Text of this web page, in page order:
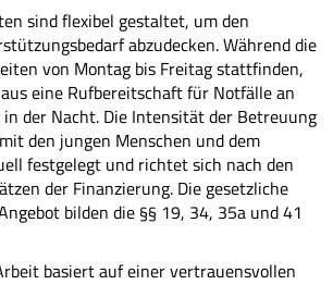
sind flexibel gestaltet, um den
abzudecken. Während die
von Montag bis Freitag stattfinden,
eine Rufbereitschaft für Notfälle an
der Nacht. Die Intensität der Betreuung
den jungen Menschen und dem
festgelegt und richtet sich nach den
der Finanzierung. Die gesetzliche
bilden die §§ 19, 34, 35a und 41
basiert auf einer vertrauensvollen